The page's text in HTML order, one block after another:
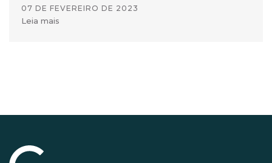
07 DE FEVEREIRO DE 2023
Leia mais